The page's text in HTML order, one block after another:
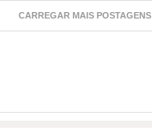
CARREGAR MAIS POSTAGENS